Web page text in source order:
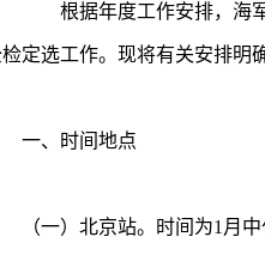
根据年度工作安排，海军
定选工作。现将有关安排明
、时间地点
一）北京站。时间为1月中